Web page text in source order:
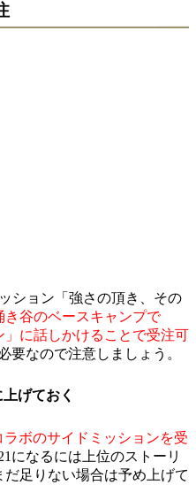
ション「強さの頂き、その
き谷のベースキャンプで
に話しかけることで受注可
要なので注意しましょう。
げておく
ボのサイドミッションを受
になるには上位のストーリ
足りない場合は予め上げて